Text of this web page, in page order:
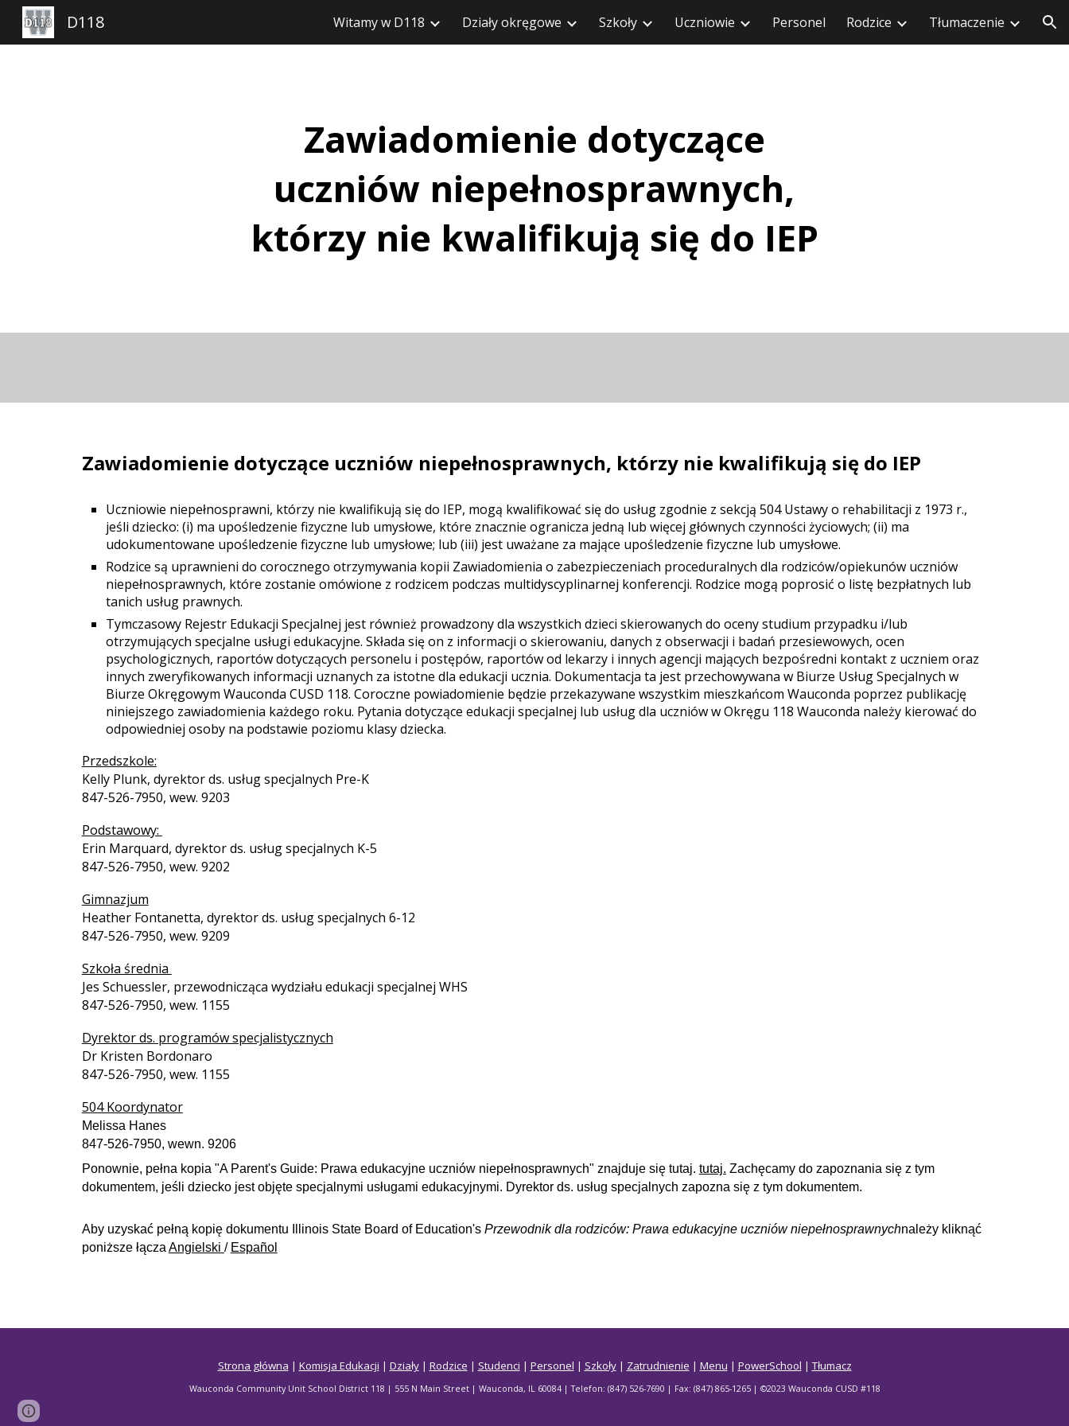
Przejdź do głównej treści Przejdź do nawigacji
D118 Witamy w D118 Działy okręgowe Szkoły Uczniowie Personel Rodzice Tłumaczenie
Zawiadomienie dotyczące
uczniów niepełnosprawnych,
którzy nie kwalifikują się do IEP
Zawiadomienie dotyczące uczniów niepełnosprawnych, którzy nie kwalifikują się do IEP
Uczniowie niepełnosprawni, którzy nie kwalifikują się do IEP, mogą kwalifikować się do usług zgodnie z sekcją 504 Ustawy o rehabilitacji z 1973 r.,
jeśli dziecko: (i) ma upośledzenie fizyczne lub umysłowe, które znacznie ogranicza jedną lub więcej głównych czynności życiowych; (ii) ma
udokumentowane upośledzenie fizyczne lub umysłowe; lub (iii) jest uważane za mające upośledzenie fizyczne lub umysłowe.
Rodzice są uprawnieni do corocznego otrzymywania kopii Zawiadomienia o zabezpieczeniach proceduralnych dla rodziców/opiekunów uczniów
niepełnosprawnych, które zostanie omówione z rodzicem podczas multidyscyplinarnej konferencji. Rodzice mogą poprosić o listę bezpłatnych lub
tanich usług prawnych.
Tymczasowy Rejestr Edukacji Specjalnej jest również prowadzony dla wszystkich dzieci skierowanych do oceny studium przypadku i/lub
otrzymujących specjalne usługi edukacyjne. Składa się on z informacji o skierowaniu, danych z obserwacji i badań przesiewowych, ocen
psychologicznych, raportów dotyczących personelu i postępów, raportów od lekarzy i innych agencji mających bezpośredni kontakt z uczniem oraz
innych zweryfikowanych informacji uznanych za istotne dla edukacji ucznia. Dokumentacja ta jest przechowywana w Biurze Usług Specjalnych w
Biurze Okręgowym Wauconda CUSD 118. Coroczne powiadomienie będzie przekazywane wszystkim mieszkańcom Wauconda poprzez publikację
niniejszego zawiadomienia każdego roku. Pytania dotyczące edukacji specjalnej lub usług dla uczniów w Okręgu 118 Wauconda należy kierować do
odpowiedniej osoby na podstawie poziomu klasy dziecka.
Przedszkole:
Kelly Plunk, dyrektor ds. usług specjalnych Pre-K
847-526-7950, wew. 9203
Podstawowy:
Erin Marquard, dyrektor ds. usług specjalnych K-5
847-526-7950, wew. 9202
Gimnazjum
Heather Fontanetta, dyrektor ds. usług specjalnych 6-12
847-526-7950, wew. 9209
Szkoła średnia
Jes Schuessler, przewodnicząca wydziału edukacji specjalnej WHS
847-526-7950, wew. 1155
Dyrektor ds. programów specjalistycznych
Dr Kristen Bordonaro
847-526-7950, wew. 1155
504 Koordynator
Melissa Hanes
847-526-7950, wewn. 9206
Ponownie, pełna kopia "A Parent's Guide: Prawa edukacyjne uczniów niepełnosprawnych" znajduje się tutaj. tutaj. Zachęcamy do zapoznania się z tym
dokumentem, jeśli dziecko jest objęte specjalnymi usługami edukacyjnymi. Dyrektor ds. usług specjalnych zapozna się z tym dokumentem.
Aby uzyskać pełną kopię dokumentu Illinois State Board of Education's Przewodnik dla rodziców: Prawa edukacyjne uczniów niepełnosprawnychnależy kliknąć
poniższe łącza Angielski / Español
Strona główna | Komisja Edukacji | Działy| Rodzice | Studenci | Personel | Szkoły| Zatrudnienie | Menu | PowerSchool |Tłumacz
Wauconda Community Unit School District 118 | 555 N Main Street | Wauconda, IL 60084 | Telefon: (847) 526-7690 | Fax: (847) 865-1265 | ©2023 Wauconda CUSD #118